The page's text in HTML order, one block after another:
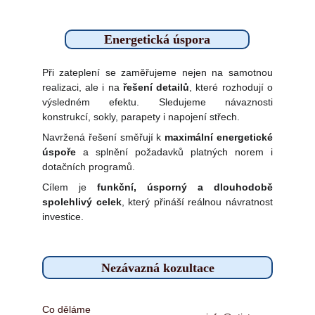
Energetická úspora
Při zateplení se zaměřujeme nejen na samotnou
realizaci, ale i na řešení detailů , které rozhodují o
výsledném efektu. Sledujeme návaznosti
konstrukcí, sokly, parapety i napojení střech.
Navržená řešení směřují k maximální energetické
úspoře a splnění požadavků platných norem i
dotačních programů.
Cílem je funkční, úsporný a dlouhodobě
spolehlivý celek, který přináší reálnou návratnost
investice.
Nezávazná kozultace
Co děláme